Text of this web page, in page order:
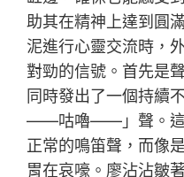
助其在精神上達到圓
泥進行心靈交流時，
對勁的信號。首先是
同時發出了一個持續
——咕嚕——」聲。這
正常的鳴笛聲，而像
胃在哀嚎。廖沾沾皺